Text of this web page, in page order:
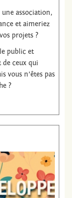
association,
et aimeriez
projets ?
public et
ceux qui
vous n’êtes pas
?